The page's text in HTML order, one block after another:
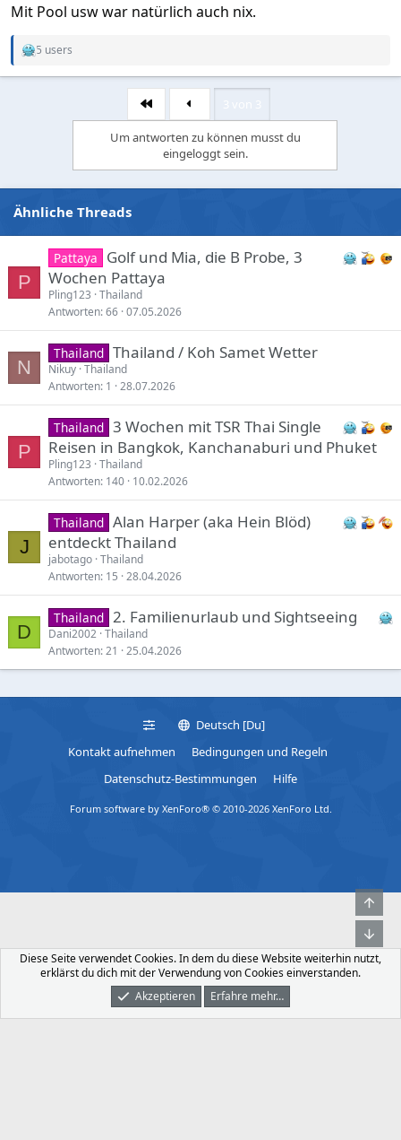
Mit Pool usw war natürlich auch nix.
R
:
5 users
Erste
Um antworten zu können musst du
eingeloggt sein.
Ähnliche Threads
P
Pattaya
Golf und Mia, die B Probe, 3
Wochen Pattaya
Pling123 Thailand
Antworten 66 07.05.2026
N
Thailand Thailand / Koh Samet Wetter
Nikuy Thailand
Antworten 1 28.07.2026
P
Thailand 3 Wochen mit TSR Thai Single
Reisen in Bangkok, Kanchanaburi und Phuket
Pling123 Thailand
Antworten 140 10.02.2026
J
Thailand Alan Harper (aka Hein Blöd)
entdeckt Thailand
jabotago Thailand
Antworten 15 28.04.2026
D
Thailand 2. Familienurlaub und Sightseeing
Dani2002 Thailand
Antworten 21 25.04.2026
Deutsch [Du]
Kontakt aufnehmen
Bedingungen und Regeln
Datenschutz-Bestimmungen
Hilfe
Forum software by XenForo® © 2010-2026 XenForo Ltd.
Was Ist Neu Dunkler Modus Anmelden
Diese Seite verwendet Cookies. In dem du diese Website weiterhin nutzt,
erklärst du dich mit der Verwendung von Cookies einverstanden.
Akzeptieren
Erfahre mehr…